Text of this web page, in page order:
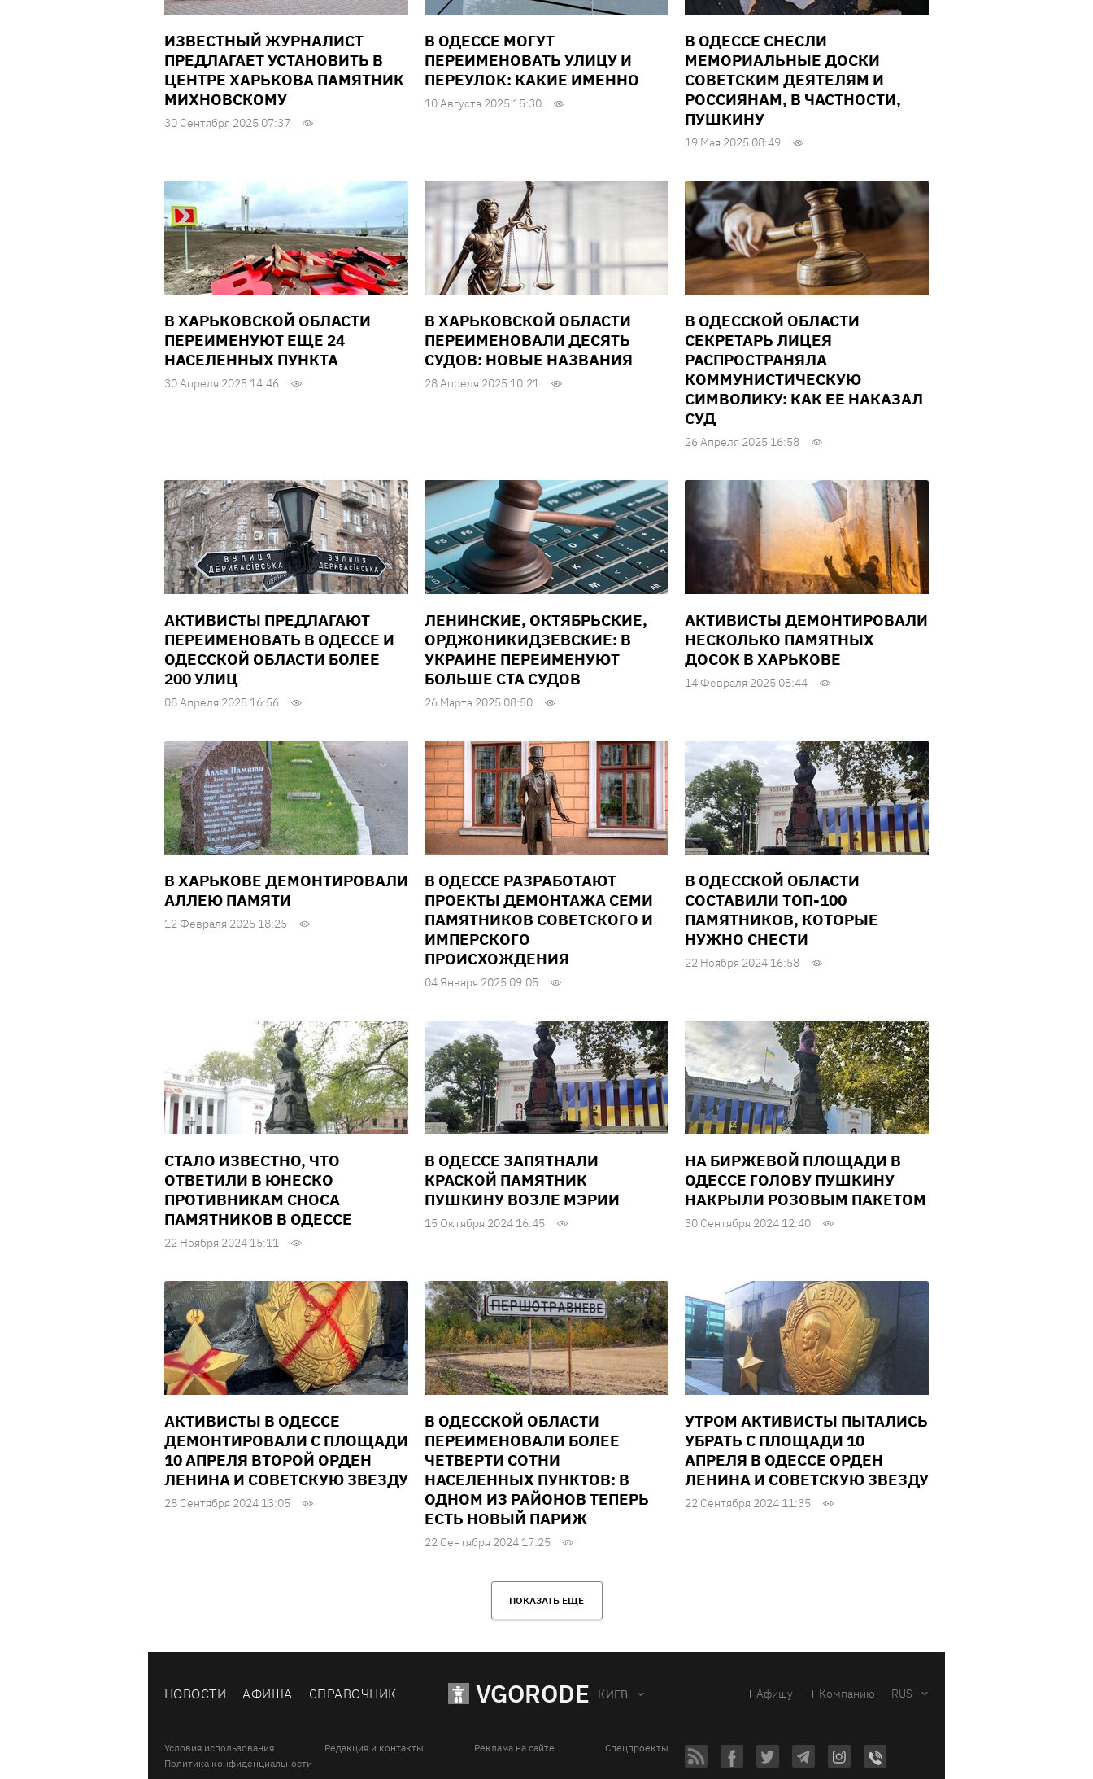
ИЗВЕСТНЫЙ ЖУРНАЛИСТ
ПРЕДЛАГАЕТ УСТАНОВИТЬ В
ЦЕНТРЕ ХАРЬКОВА ПАМЯТНИК
МИХНОВСКОМУ
30 Сентября 2025 07:37
В ОДЕССЕ МОГУТ
ПЕРЕИМЕНОВАТЬ УЛИЦУ И
ПЕРЕУЛОК: КАКИЕ ИМЕННО
10 Августа 2025 15:30
В ОДЕССЕ СНЕСЛИ
МЕМОРИАЛЬНЫЕ ДОСКИ
СОВЕТСКИМ ДЕЯТЕЛЯМ И
РОССИЯНАМ, В ЧАСТНОСТИ,
ПУШКИНУ
19 Мая 2025 08:49
В ХАРЬКОВСКОЙ ОБЛАСТИ
ПЕРЕИМЕНУЮТ ЕЩЕ 24
НАСЕЛЕННЫХ ПУНКТА
30 Апреля 2025 14:46
В ХАРЬКОВСКОЙ ОБЛАСТИ
ПЕРЕИМЕНОВАЛИ ДЕСЯТЬ
СУДОВ: НОВЫЕ НАЗВАНИЯ
28 Апреля 2025 10:21
В ОДЕССКОЙ ОБЛАСТИ
СЕКРЕТАРЬ ЛИЦЕЯ
РАСПРОСТРАНЯЛА
КОММУНИСТИЧЕСКУЮ
СИМВОЛИКУ: КАК ЕЕ НАКАЗАЛ
СУД
26 Апреля 2025 16:58
АКТИВИСТЫ ПРЕДЛАГАЮТ
ПЕРЕИМЕНОВАТЬ В ОДЕССЕ И
ОДЕССКОЙ ОБЛАСТИ БОЛЕЕ
200 УЛИЦ
08 Апреля 2025 16:56
ЛЕНИНСКИЕ, ОКТЯБРЬСКИЕ,
ОРДЖОНИКИДЗЕВСКИЕ: В
УКРАИНЕ ПЕРЕИМЕНУЮТ
БОЛЬШЕ СТА СУДОВ
26 Марта 2025 08:50
АКТИВИСТЫ ДЕМОНТИРОВАЛИ
НЕСКОЛЬКО ПАМЯТНЫХ
ДОСОК В ХАРЬКОВЕ
14 Февраля 2025 08:44
В ХАРЬКОВЕ ДЕМОНТИРОВАЛИ
АЛЛЕЮ ПАМЯТИ
12 Февраля 2025 18:25
В ОДЕССЕ РАЗРАБОТАЮТ
ПРОЕКТЫ ДЕМОНТАЖА СЕМИ
ПАМЯТНИКОВ СОВЕТСКОГО И
ИМПЕРСКОГО
ПРОИСХОЖДЕНИЯ
04 Января 2025 09:05
В ОДЕССКОЙ ОБЛАСТИ
СОСТАВИЛИ ТОП-100
ПАМЯТНИКОВ, КОТОРЫЕ
НУЖНО СНЕСТИ
22 Ноября 2024 16:58
CТАЛО ИЗВЕСТНО, ЧТО
ОТВЕТИЛИ В ЮНЕСКО
ПРОТИВНИКАМ СНОСА
ПАМЯТНИКОВ В ОДЕССЕ
22 Ноября 2024 15:11
В ОДЕССЕ ЗАПЯТНАЛИ
КРАСКОЙ ПАМЯТНИК
ПУШКИНУ ВОЗЛЕ МЭРИИ
15 Октября 2024 16:45
НА БИРЖЕВОЙ ПЛОЩАДИ В
ОДЕССЕ ГОЛОВУ ПУШКИНУ
НАКРЫЛИ РОЗОВЫМ ПАКЕТОМ
30 Сентября 2024 12:40
АКТИВИСТЫ В ОДЕССЕ
ДЕМОНТИРОВАЛИ С ПЛОЩАДИ
10 АПРЕЛЯ ВТОРОЙ ОРДЕН
ЛЕНИНА И СОВЕТСКУЮ ЗВЕЗДУ
28 Сентября 2024 13:05
В ОДЕССКОЙ ОБЛАСТИ
ПЕРЕИМЕНОВАЛИ БОЛЕЕ
ЧЕТВЕРТИ СОТНИ
НАСЕЛЕННЫХ ПУНКТОВ: В
ОДНОМ ИЗ РАЙОНОВ ТЕПЕРЬ
ЕСТЬ НОВЫЙ ПАРИЖ
22 Сентября 2024 17:25
УТРОМ АКТИВИСТЫ ПЫТАЛИСЬ
УБРАТЬ С ПЛОЩАДИ 10
АПРЕЛЯ В ОДЕССЕ ОРДЕН
ЛЕНИНА И СОВЕТСКУЮ ЗВЕЗДУ
22 Сентября 2024 11:35
ПОКАЗАТЬ ЕЩЕ
НОВОСТИ АФИША СПРАВОЧНИК VGORODE КИЕВ Афишу Компанию RUS
Условия использования Редакция и контакты Реклама на сайте
Спецпроекты
Политика конфиденциальности